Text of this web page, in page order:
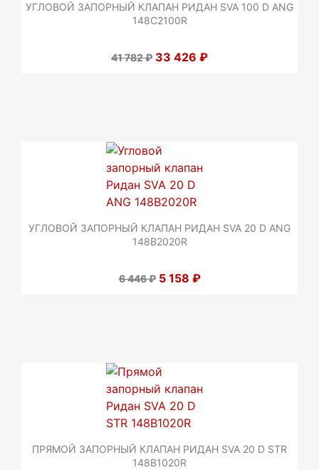
УГЛОВОЙ ЗАПОРНЫЙ КЛАПАН РИДАН SVA 100 D ANG
148C2100R
41 782 ₽ 33 426 ₽
УГЛОВОЙ ЗАПОРНЫЙ КЛАПАН РИДАН SVA 20 D ANG
148B2020R
6 446 ₽ 5 158 ₽
ПРЯМОЙ ЗАПОРНЫЙ КЛАПАН РИДАН SVA 20 D STR
148B1020R